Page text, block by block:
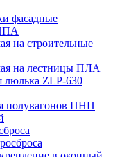
фасадные
на строительные
на лестницы ПЛА
люлька ZLP-630
полувагонов ПНП